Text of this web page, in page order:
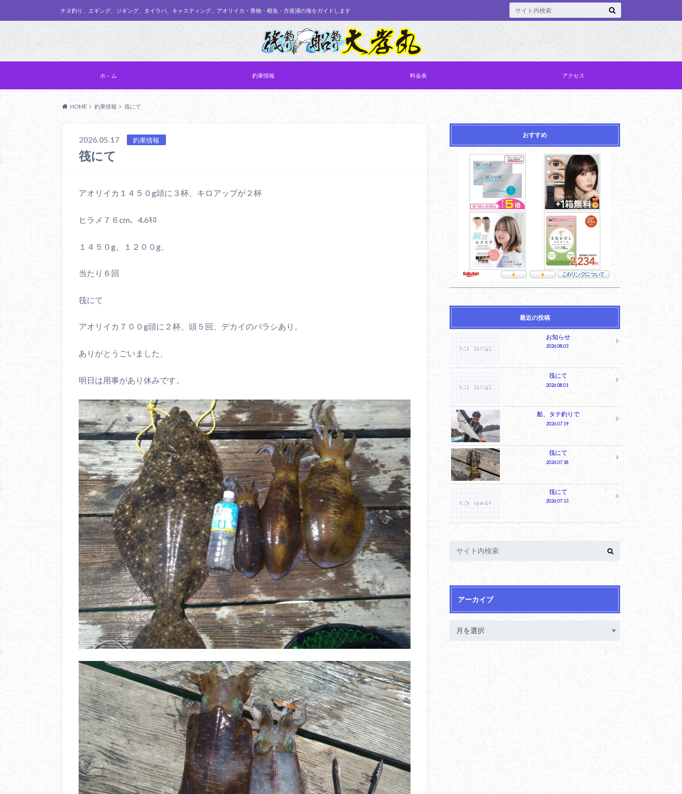
チヌ釣り、エギング、ジギング、タイラバ、キャスティング、アオリイカ・青物・根魚・方座浦の海をガイドします
ホ－ム 釣果情報 料金表 アクセス
HOME 釣果情報 筏にて
2026.05.17 釣果情報
筏にて
アオリイカ１４５０g頭に３杯、キロアップが２杯
ヒラメ７６cm、4.6ｷﾛ
１４５０g、１２００g、
当たり６回
筏にて
アオリイカ７００g頭に２杯、頭５回、デカイのバラシあり。
ありがとうごいました、
明日は用事があり休みです。
おすすめ
最近の投稿
お知らせ
2026.08.03
筏にて
2026.08.01
船、タテ釣りで
2026.07.19
筏にて
2026.07.18
筏にて
2026.07.13
アーカイブ